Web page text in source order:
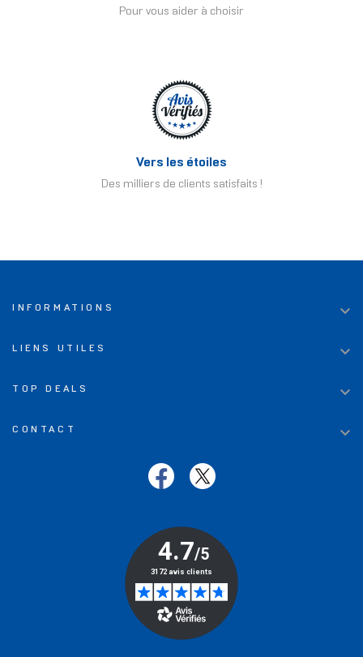
Pour vous aider à choisir
Vers les étoiles
Des milliers de clients satisfaits !
INFORMATIONS 
LIENS UTILES 
TOP DEALS 
CONTACT 